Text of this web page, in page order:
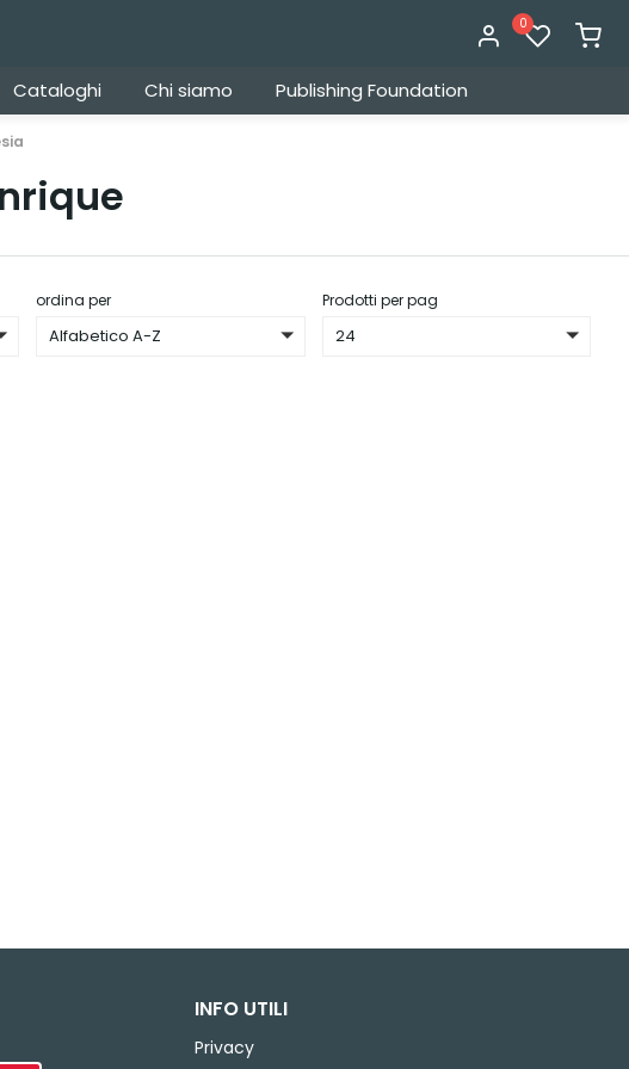
0
Cataloghi Chi siamo Publishing Foundation
ordina per
Alfabetico A-Z
Prodotti per pag
24
INFO UTILI
Privacy